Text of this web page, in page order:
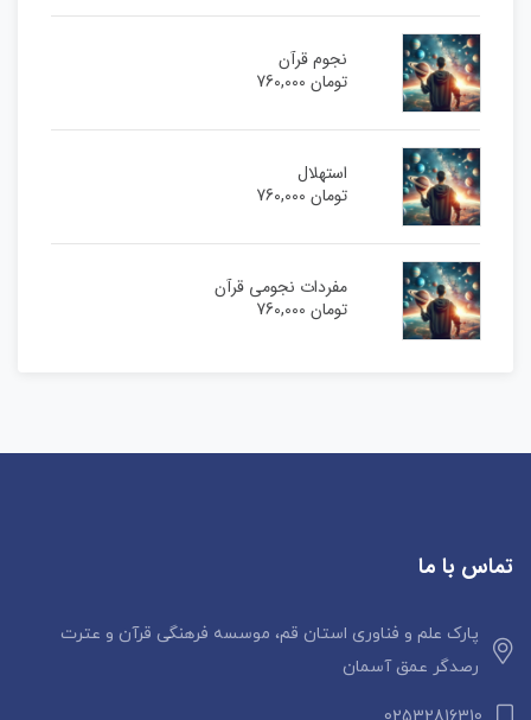
نجوم قرآن
تومان760,000
استهلال
تومان760,000
مفردات نجومی قرآن
تومان760,000
تماس با ما
پارک علم و فناوری استان قم، موسسه فرهنگی قرآن و عترت
رصدگر عمق آسمان